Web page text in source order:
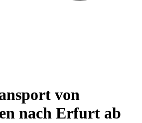
von
nach Erfurt ab